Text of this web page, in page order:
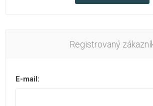
Registrovaný
E-mail: